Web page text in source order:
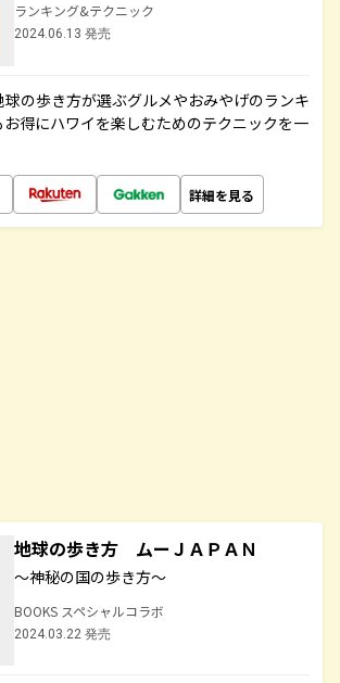
ランキング&テクニック
2024.06.13 発売
の歩き方が選ぶグルメやおみやげのランキ
お得にハワイを楽しむためのテクニックを一
詳細を見る
地球の歩き方 ムーＪＡＰＡＮ
～神秘の国の歩き方～
BOOKS スペシャルコラボ
2024.03.22 発売